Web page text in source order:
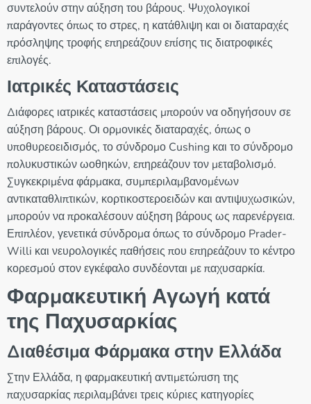
συντελούν στην αύξηση του βάρους. Ψυχολογικοί
παράγοντες όπως το στρες, η κατάθλιψη και οι διαταραχές
πρόσληψης τροφής επηρεάζουν επίσης τις διατροφικές
επιλογές.
Ιατρικές Καταστάσεις
Διάφορες ιατρικές καταστάσεις μπορούν να οδηγήσουν σε
αύξηση βάρους. Οι ορμονικές διαταραχές, όπως ο
υποθυρεοειδισμός, το σύνδρομο Cushing και το σύνδρομο
πολυκυστικών ωοθηκών, επηρεάζουν τον μεταβολισμό.
Συγκεκριμένα φάρμακα, συμπεριλαμβανομένων
αντικαταθλιπτικών, κορτικοστεροειδών και αντιψυχωσικών,
μπορούν να προκαλέσουν αύξηση βάρους ως παρενέργεια.
Επιπλέον, γενετικά σύνδρομα όπως το σύνδρομο Prader-
Willi και νευρολογικές παθήσεις που επηρεάζουν το κέντρο
κορεσμού στον εγκέφαλο συνδέονται με παχυσαρκία.
Φαρμακευτική Αγωγή κατά
της Παχυσαρκίας
Διαθέσιμα Φάρμακα στην Ελλάδα
Στην Ελλάδα, η φαρμακευτική αντιμετώπιση της
παχυσαρκίας περιλαμβάνει τρεις κύριες κατηγορίες